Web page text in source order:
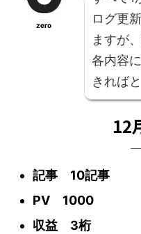
zero
ログ更
ますが
各内容
きれば
12
記事 10記事
PV 1000
収益 3桁